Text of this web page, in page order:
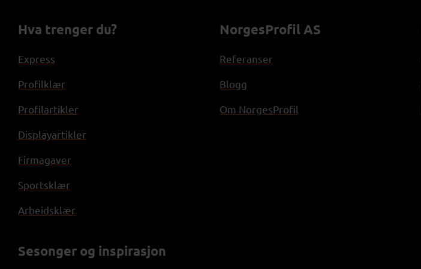
Hva trenger du?
Express
Profilklær
Profilartikler
Displayartikler
Firmagaver
Sportsklær
Arbeidsklær
Sesonger og inspirasjon
NorgesProfil AS
Referanser
Blogg
Om NorgesProfil